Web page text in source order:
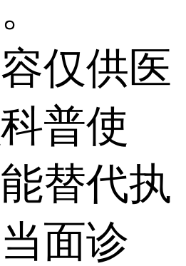
仅供医
普使
替代执
面诊